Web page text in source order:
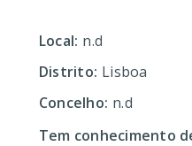
Local: n.d
Distrito: Lisboa
Concelho: n.d
Tem conhecimento